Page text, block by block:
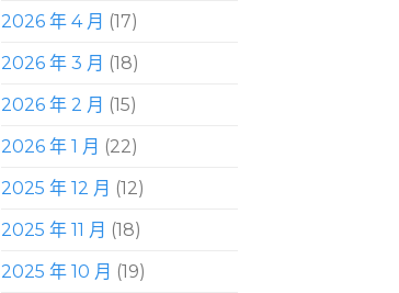
2026 年 4 月 (17)
2026 年 3 月 (18)
2026 年 2 月 (15)
2026 年 1 月 (22)
2025 年 12 月 (12)
2025 年 11 月 (18)
2025 年 10 月 (19)